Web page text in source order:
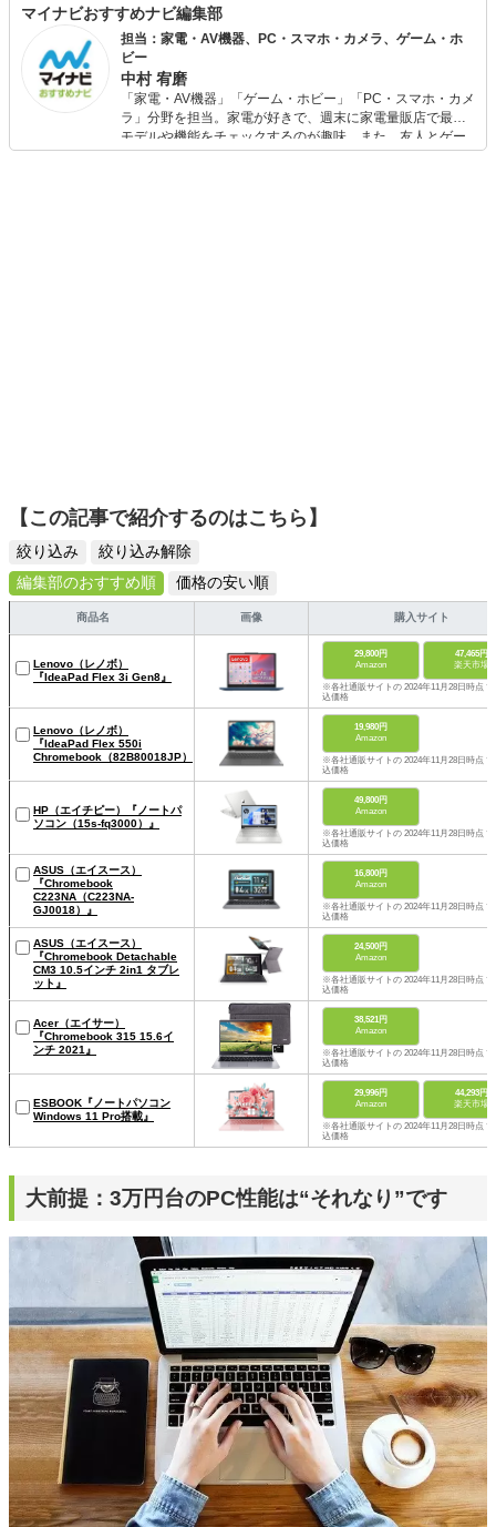
近では自ら電子書籍の編集パブリッシュなども行ってい
る。
マイナビおすすめナビ編集部
担当：家電・AV機器、PC・スマホ・カメラ、ゲーム・ホ
ビー
中村 宥磨
「家電・AV機器」「ゲーム・ホビー」「PC・スマホ・カメ
ラ」分野を担当。家電が好きで、週末に家電量販店で最新
モデルや機能をチェックするのが趣味。また、友人とゲー
ムを楽しみながら、新作タイトルやイベント情報もいち早
【この記事で紹介するのはこちら】
絞り込み
絞り込み解除
編集部のおすすめ順
価格の安い順
商品名 画像 購入サイト
Lenovo（レノボ）
『IdeaPad Flex 3i Gen8』
29,800円
Amazon
47,465円
楽天市場
※各社通販サイトの 2024年11月28日時点
込価格
Lenovo（レノボ）
『IdeaPad Flex 550i
Chromebook（82B80018JP）』
19,980円
Amazon
※各社通販サイトの 2024年11月28日時点
込価格
HP（エイチピー）『ノートパ
ソコン（15s-fq3000）』
49,800円
Amazon
※各社通販サイトの 2024年11月28日時点
込価格
ASUS（エイスース）
『Chromebook
C223NA（C223NA-
GJ0018）』
16,800円
Amazon
※各社通販サイトの 2024年11月28日時点
込価格
ASUS（エイスース）
『Chromebook Detachable
CM3 10.5インチ 2in1 タブレ
ット』
24,500円
Amazon
※各社通販サイトの 2024年11月28日時点
込価格
Acer（エイサー）
『Chromebook 315 15.6イ
ンチ 2021』
38,521円
Amazon
※各社通販サイトの 2024年11月28日時点
込価格
ESBOOK『ノートパソコン
Windows 11 Pro搭載』
29,996円
Amazon
44,293円
楽天市場
※各社通販サイトの 2024年11月28日時点
込価格
大前提：3万円台のPC性能は“それなり”です